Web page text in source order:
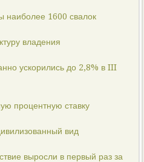
наиболее 1600 свалок
владения
ускорились до 2,8% в III
процентную ставку
вид
выросли в первый раз за